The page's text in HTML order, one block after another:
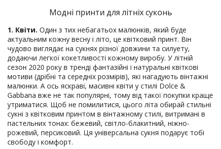
Модні принти для літніх суконь
1. Квіти. Один з тих небагатьох малюнків, який буде
актуальним кожну весну і літо, це квітковий принт. Він
чудово виглядає на сукнях різної довжини та силуету,
додаючи легкої кокетливості кожному виробу. У літній
сезон 2020 року в тренді фантазійні і натуральні квіткові
мотиви (дрібні та середніх розмірів), які нагадують вінтажні
малюнки. А ось яскраві, масивні квіти у стилі Dolce &
Gabbana вже не так популярні, тому від такої покупки краще
утриматися. Щоб не помилитися, цього літа обирай стильні
сукні з квітковим принтом в вінтажному стилі, витримані в
пастельних тонах: бежевий, світло-блакитний, ніжно-
рожевий, персиковий. Ця універсальна сукня подарує тобі
свободу і комфорт.